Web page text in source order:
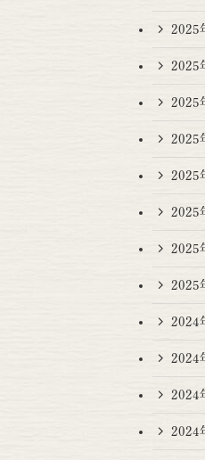
2025
2025
2025
2025
2025
2025
2025
2025
2024
2024
2024
2024